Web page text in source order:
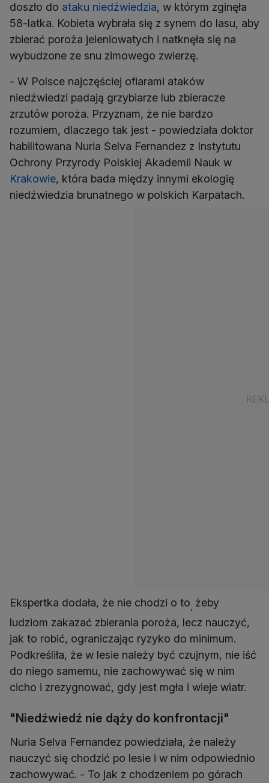
doszło do ataku niedźwiedzia, w którym zginęła
58-latka. Kobieta wybrała się z synem do lasu, aby
zbierać poroża jeleniowatych i natknęła się na
wybudzone ze snu zimowego zwierzę.
- W Polsce najczęściej ofiarami ataków
niedźwiedzi padają grzybiarze lub zbieracze
zrzutów poroża. Przyznam, że nie bardzo
rozumiem, dlaczego tak jest - powiedziała doktor
habilitowana Nuria Selva Fernandez z Instytutu
Ochrony Przyrody Polskiej Akademii Nauk w
Krakowie, która bada między innymi ekologię
niedźwiedzia brunatnego w polskich Karpatach.
Ekspertka dodała, że nie chodzi o to żeby
ludziom zakazać zbierania poroża, lecz nauczyć,
jak to robić, ograniczając ryzyko do minimum.
Podkreśliła, że w lesie należy być czujnym, nie iść
do niego samemu, nie zachowywać się w nim
cicho i zrezygnować, gdy jest mgła i wieje wiatr.
"Niedźwiedź nie dąży do konfrontacji"
Nuria Selva Fernandez powiedziała, że należy
nauczyć się chodzić po lesie i w nim odpowiednio
zachowywać. - To jak z chodzeniem po górach